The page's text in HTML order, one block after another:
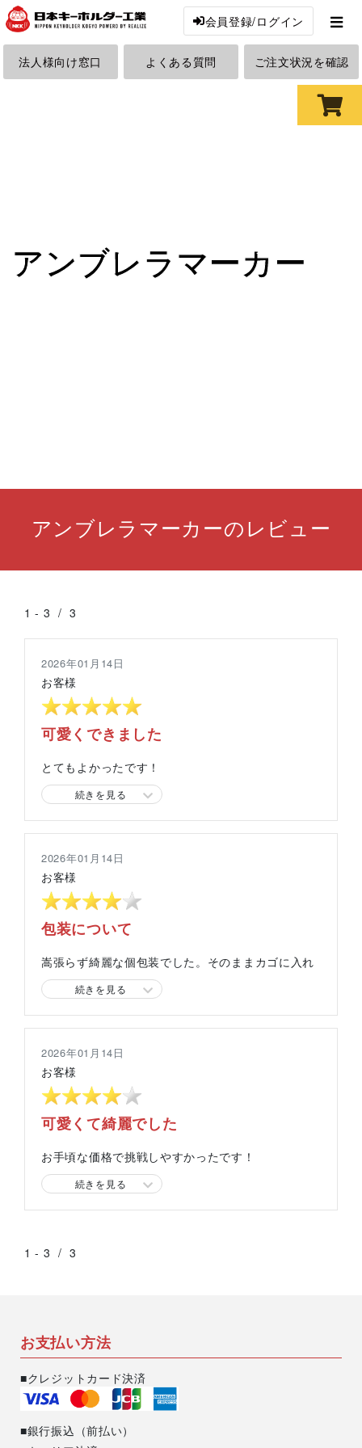
会員登録/ログイン
法人様向け窓口 よくある質問 ご注文状況を確認
アンブレラマーカー
アンブレラマーカーのレビュー
1 - 3 / 3
2026年01月14日
お客様
可愛くできました
とてもよかったです！
ぶらん～としている猫が可愛い♡
ご依頼いただきありがとうございます！
続きを見る
2026年01月14日
お客様
包装について
嵩張らず綺麗な個包装でした。そのままカゴに入れ
て商品は販売しています。
続きを見る
2026年01月14日
お客様
可愛くて綺麗でした
お手頃な価格で挑戦しやすかったです！
す！
おばけちゃんが個人的にめちゃくちゃ好みです。
続きを見る
1 - 3 / 3
お支払い方法
■クレジットカード決済
■銀行振込（前払い）